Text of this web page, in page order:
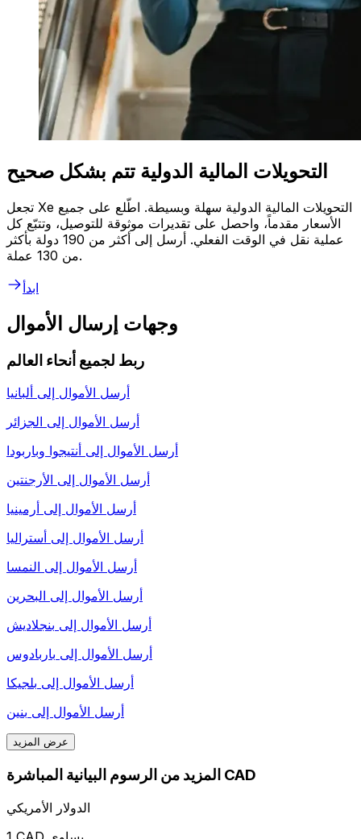
التحويلات المالية الدولية تتم بشكل صحيح
تجعل Xe التحويلات المالية الدولية سهلة وبسيطة. اطّلع على جميع
الأسعار مقدماً، واحصل على تقديرات موثوقة للتوصيل، وتتبّع كل
عملية نقل في الوقت الفعلي. أرسل إلى أكثر من 190 دولة بأكثر
من 130 عملة.
ابدأ
وجهات إرسال الأموال
ربط لجميع أنحاء العالم
أرسل الأموال إلى ألبانيا
أرسل الأموال إلى الجزائر
أرسل الأموال إلى أنتيجوا وباربودا
أرسل الأموال إلى الأرجنتين
أرسل الأموال إلى أرمينيا
أرسل الأموال إلى أستراليا
أرسل الأموال إلى النمسا
أرسل الأموال إلى البحرين
أرسل الأموال إلى بنجلاديش
أرسل الأموال إلى باربادوس
أرسل الأموال إلى بلجيكا
أرسل الأموال إلى بنين
عرض المزيد
المزيد من الرسوم البيانية المباشرة CAD
الدولار الأمريكي